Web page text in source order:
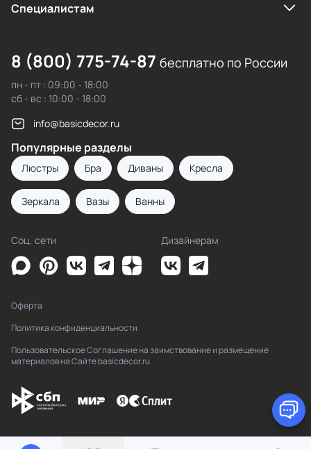
Cпециалистам
8 (800) 775-74-87 бесплатно по России
пн - пт : 09:00 - 18:00
сб - вс : 10:00 - 18:00
info@basicdecor.ru
Популярные разделы
Люстры Бра Диваны Кресла
Зеркала Вазы Ванны
Соц. сети Дизайнерам
Оферта
Политика конфиденциальности
Пользовательское Соглашение на заимствование и размещение
материалов на Сайте basicdecor.ru